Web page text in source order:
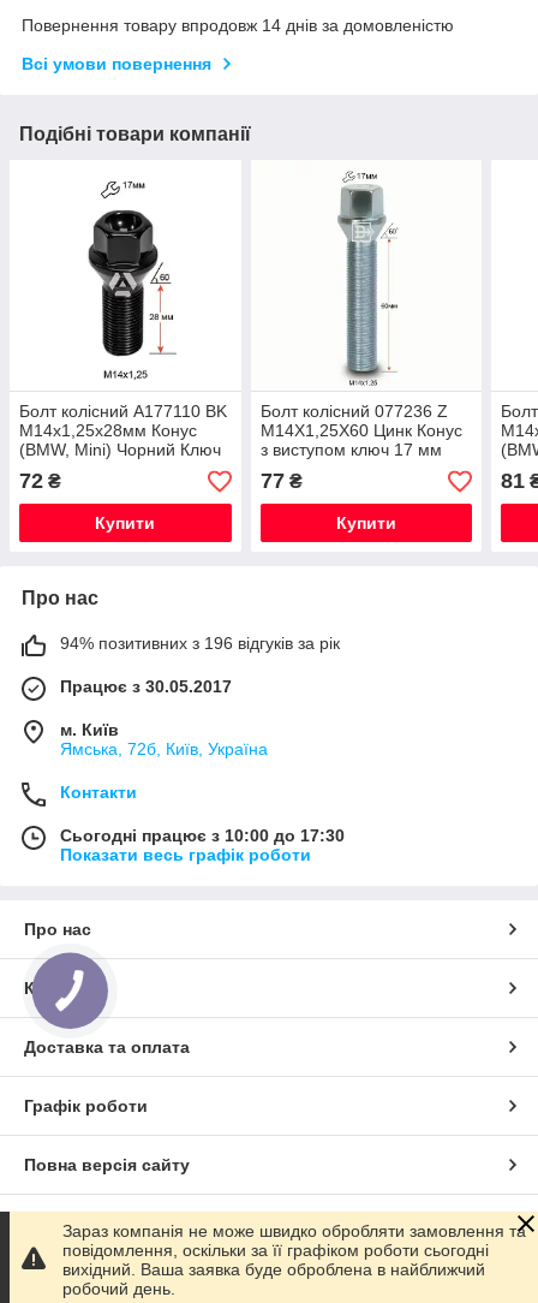
Повернення товару впродовж 14 днів за домовленістю
Всі умови повернення
Подібні товари компанії
Болт колісний A177110 BK
M14х1,25х28мм Конус
(BMW, Mini) Чорний Ключ
17 мм
72 ₴
Купити
Болт колісний 077236 Z
M14X1,25X60 Цинк Конус
з виступом ключ 17 мм
77₴
Купити
17
81
Про нас
94% позитивних з 196 відгуків за рік
Працює з 30.05.2017
м. Київ
Ямська, 72б, Київ, Україна
Контакти
Сьогодні працює з 10:00 до 17:30
Показати весь графік роботи
Про нас
Контакти
Доставка та оплата
Графік роботи
Повна версія сайту
Сайт створено на маркетплейсіProm.ua
Політика конфіденційності
Зараз компанія не може швидко обробляти замовлення та
повідомлення, оскільки за її графіком роботи сьогодні
вихідний. Ваша заявка буде оброблена в найближчий
робочий день.